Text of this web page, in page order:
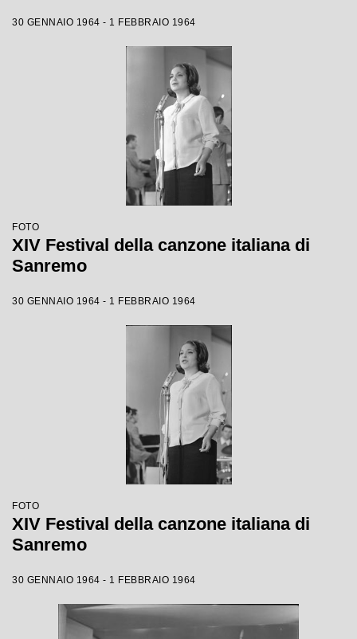
30 GENNAIO 1964 - 1 FEBBRAIO 1964
FOTO
XIV Festival della canzone italiana di
Sanremo
30 GENNAIO 1964 - 1 FEBBRAIO 1964
FOTO
XIV Festival della canzone italiana di
Sanremo
30 GENNAIO 1964 - 1 FEBBRAIO 1964